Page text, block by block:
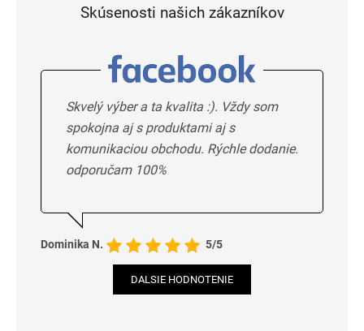
Skúsenosti našich zákazníkov
Skvelý výber a ta kvalita :). Vždy som
spokojna aj s produktami aj s
komunikaciou obchodu. Rýchle dodanie.
odporučam 100%
Dominika N. 5/5
DALSIE HODNOTENIE